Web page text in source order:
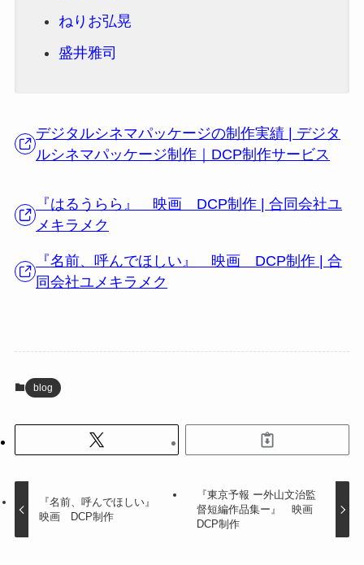
ねりお弘晃
盛井雅司
デジタルシネマパッケージの制作実績 | デジタ
ルシネマパッケージ制作｜DCP制作サービス
『はるうらら』 映画 DCP制作 | 合同会社ユ
メキラメク
『名前、呼んでほしい』 映画 DCP制作 | 合
同会社ユメキラメク
blog
『名前、呼んでほしい』
映画 DCP制作
『東京予報 ー外山文治監
督短編作品集ー』 映画
DCP制作